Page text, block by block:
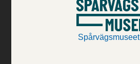
Spårvägsmuseet